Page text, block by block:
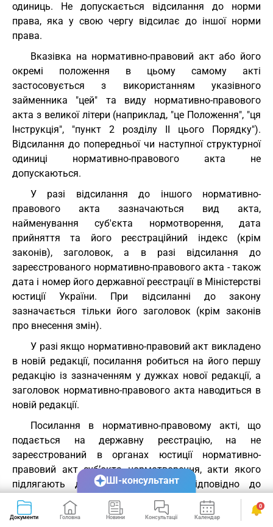
одиниць. Не допускається відсилання до норми
права, яка у свою чергу відсилає до іншої норми
права.
Вказівка на нормативно-правовий акт або його
окремі положення в цьому самому акті
застосовується з використанням указівного
займенника "цей" та виду нормативно-правового
акта з великої літери (наприклад, "це Положення", "ця
Інструкція", "пункт 2 розділу ІІ цього Порядку").
Відсилання до попередньої чи наступної структурної
одиниці нормативно-правового акта не
допускаються.
У разі відсилання до іншого нормативно-
правового акта зазначаються вид акта,
найменування суб'єкта нормотворення, дата
прийняття та його реєстраційний індекс (крім
законів), заголовок, а в разі відсилання до
зареєстрованого нормативно-правового акта - також
дата і номер його державної реєстрації в Міністерстві
юстиції України. При відсиланні до закону
зазначається тільки його заголовок (крім законів
про внесення змін).
У разі якщо нормативно-правовий акт викладено
в новій редакції, посилання робиться на його першу
редакцію із зазначенням у дужках нової редакції, а
заголовок нормативно-правового акта наводиться в
новій редакції.
Посилання в нормативно-правовому акті, що
подається на державну реєстрацію, на не
зареєстрований в органах юстиції нормативно-
правовий акт суб’єкта нормотворення, акти якого
підлягають державній реєстрації відповідно до
законодавства, не допускається.
2.16. Включення до нормативно-правових актів
Документи Головна Новини Консультації Календар Сервіси
0
ШІ-консультант